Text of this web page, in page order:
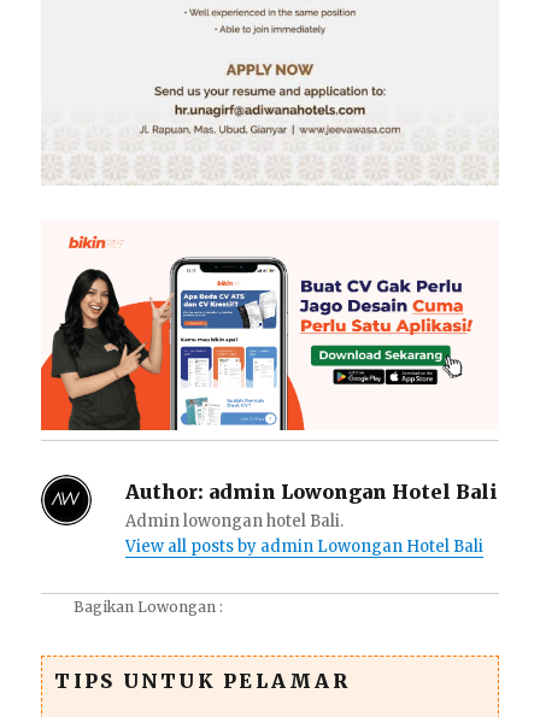
Author: admin Lowongan Hotel Bali
Admin lowongan hotel Bali.
View all posts by admin Lowongan Hotel Bali
Bagikan Lowongan :
TIPS UNTUK PELAMAR